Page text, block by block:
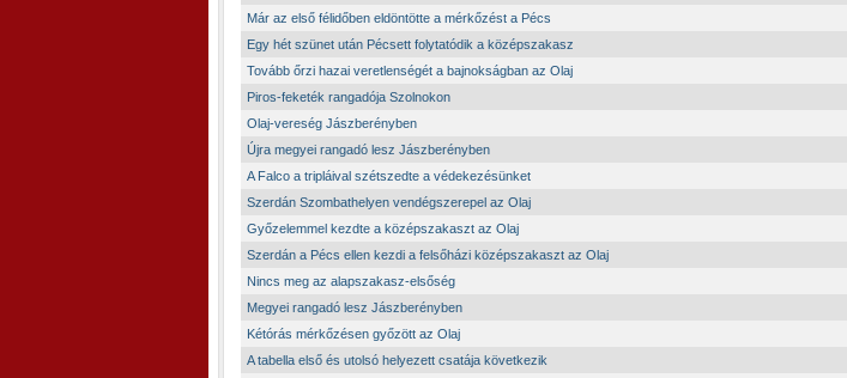
Már az első félidőben eldöntötte a mérkőzést a Pécs
Egy hét szünet után Pécsett folytatódik a középszakasz
Tovább őrzi hazai veretlenségét a bajnokságban az Olaj
Piros-feketék rangadója Szolnokon
Olaj-vereség Jászberényben
Újra megyei rangadó lesz Jászberényben
A Falco a tripláival szétszedte a védekezésünket
Szerdán Szombathelyen vendégszerepel az Olaj
Győzelemmel kezdte a középszakaszt az Olaj
Szerdán a Pécs ellen kezdi a felsőházi középszakaszt az Olaj
Nincs meg az alapszakasz-elsőség
Megyei rangadó lesz Jászberényben
Kétórás mérkőzésen győzött az Olaj
A tabella első és utolsó helyezett csatája következik